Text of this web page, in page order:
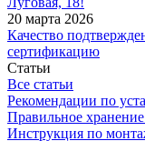
20 марта 2026
Качество
сертификацию
Статьи
Все статьи
Рекомендации по
Правильное
Инструкция по